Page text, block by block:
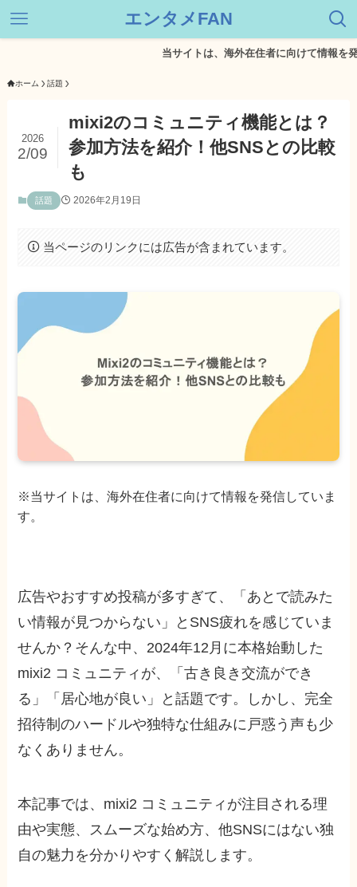
エンタメFAN
当サイトは、海外在住者に向けて情報を発信してい
ホーム 話題
mixi2のコミュニティ機能とは？
参加方法を紹介！他SNSとの比較
も
2026
2/09
話題 2026年2月19日
当ページのリンクには広告が含まれています。
※当サイトは、海外在住者に向けて情報を発信していま
す。
広告やおすすめ投稿が多すぎて、「あとで読みた
い情報が見つからない」とSNS疲れを感じていま
せんか？そんな中、2024年12月に本格始動した
mixi2 コミュニティが、「古き良き交流ができ
る」「居心地が良い」と話題です。しかし、完全
招待制のハードルや独特な仕組みに戸惑う声も少
なくありません。
本記事では、mixi2 コミュニティが注目される理
由や実態、スムーズな始め方、他SNSにはない独
自の魅力を分かりやすく解説します。